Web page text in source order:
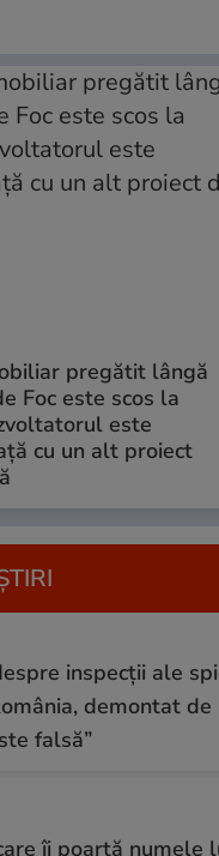
pregătit lângă
Foc este scos la
este
cu un alt proiect
inspecții ale
demontat de
falsă”
îi poartă numele